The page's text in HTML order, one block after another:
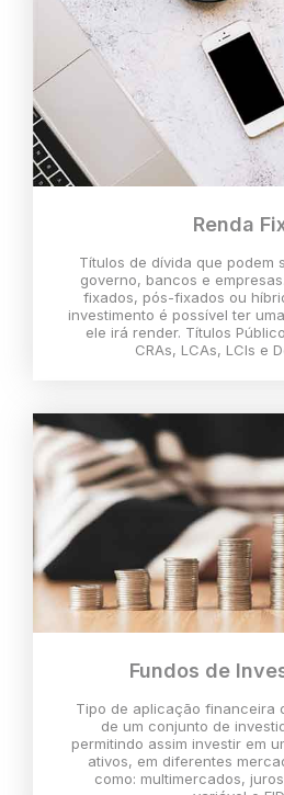
Renda
Títulos de dívida que podem
governo, bancos e
fixados, pós-fixados ou
investimento é possível ter
ele irá render. Títulos
CRAs, LCAs, LCIs e
Fundos de
Tipo de aplicação financeira
de um conjunto de
permitindo assim investir em
ativos, em diferentes
como: multimercados,